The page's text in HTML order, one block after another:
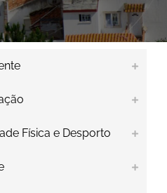
Física e Desporto